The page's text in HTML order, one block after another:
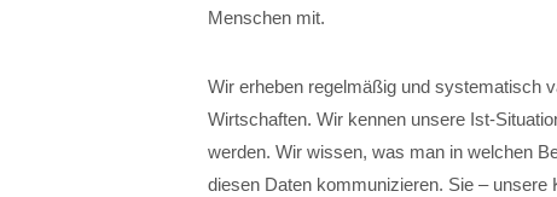
Menschen mit.
Wir erheben regelmäßig und systematisch
Wirtschaften. Wir kennen unsere Ist-
werden. Wir wissen, was man in welchen
diesen Daten kommunizieren. Sie –